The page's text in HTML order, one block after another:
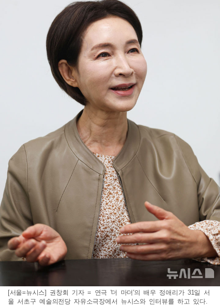
[서울=뉴시스] 권창회 기자 = 연극 '더 마더'의 배우 정애리가 31일 서
울 서초구 예술의전당 자유소극장에서 뉴시스와 인터뷰를 하고 있다.